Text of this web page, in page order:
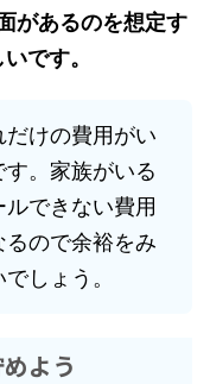
があるのを想定す
です。
けの費用がい
。家族がいる
できない費用
ので余裕をみ
しょう。
よう